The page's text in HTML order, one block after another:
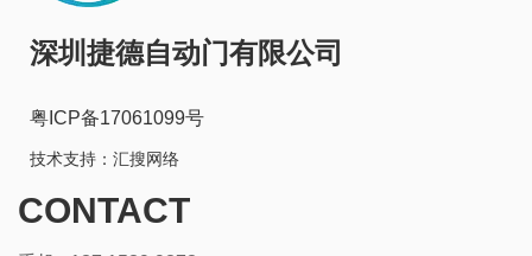
深圳捷德自动门有限公司
粤ICP备17061099号
技术支持： 汇搜网络
CONTACT